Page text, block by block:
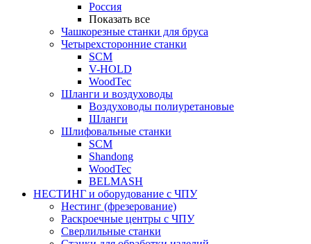
Россия
Показать все
Чашкорезные станки для бруса
Четырехсторонние станки
SCM
V-HOLD
WoodTec
Шланги и воздуховоды
Воздуховоды полиуретановые
Шланги
Шлифовальные станки
SCM
Shandong
WoodTec
BELMASH
НЕСТИНГ и оборудование с ЧПУ
Нестинг (фрезерование)
Раскроечные центры с ЧПУ
Сверлильные станки